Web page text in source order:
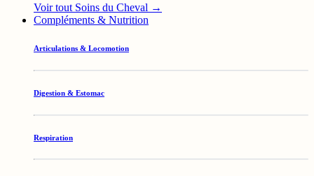
Voir tout Soins du Cheval →
Compléments & Nutrition
Articulations & Locomotion
Digestion & Estomac
Respiration